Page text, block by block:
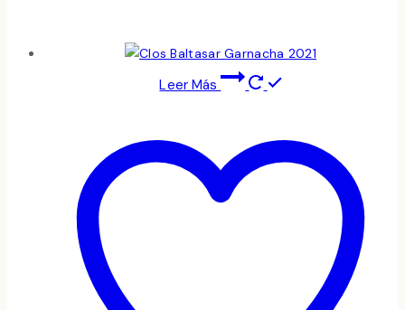
Leer Más